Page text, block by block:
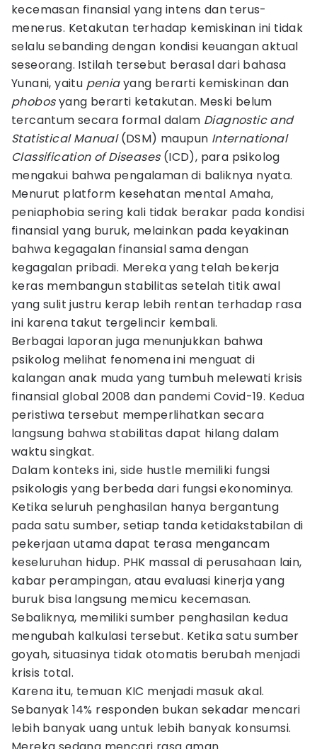
kecemasan finansial yang intens dan terus-
menerus. Ketakutan terhadap kemiskinan ini tidak
selalu sebanding dengan kondisi keuangan aktual
seseorang. Istilah tersebut berasal dari bahasa
Yunani, yaitu peniayang berarti kemiskinan dan
phobosyang berarti ketakutan. Meski belum
tercantum secara formal dalam Diagnostic and
Statistical Manual(DSM) maupun International
Classification of Diseases(ICD), para psikolog
mengakui bahwa pengalaman di baliknya nyata.
Menurut platform kesehatan mental Amaha,
peniaphobia sering kali tidak berakar pada kondisi
finansial yang buruk, melainkan pada keyakinan
bahwa kegagalan finansial sama dengan
kegagalan pribadi. Mereka yang telah bekerja
keras membangun stabilitas setelah titik awal
yang sulit justru kerap lebih rentan terhadap rasa
ini karena takut tergelincir kembali.
Berbagai laporan juga menunjukkan bahwa
psikolog melihat fenomena ini menguat di
kalangan anak muda yang tumbuh melewati krisis
finansial global 2008 dan pandemi Covid-19. Kedua
peristiwa tersebut memperlihatkan secara
langsung bahwa stabilitas dapat hilang dalam
waktu singkat.
Dalam konteks ini, side hustle memiliki fungsi
psikologis yang berbeda dari fungsi ekonominya.
Ketika seluruh penghasilan hanya bergantung
pada satu sumber, setiap tanda ketidakstabilan di
pekerjaan utama dapat terasa mengancam
keseluruhan hidup. PHK massal di perusahaan lain,
kabar perampingan, atau evaluasi kinerja yang
buruk bisa langsung memicu kecemasan.
Sebaliknya, memiliki sumber penghasilan kedua
mengubah kalkulasi tersebut. Ketika satu sumber
goyah, situasinya tidak otomatis berubah menjadi
krisis total.
Karena itu, temuan KIC menjadi masuk akal.
Sebanyak 14% responden bukan sekadar mencari
lebih banyak uang untuk lebih banyak konsumsi.